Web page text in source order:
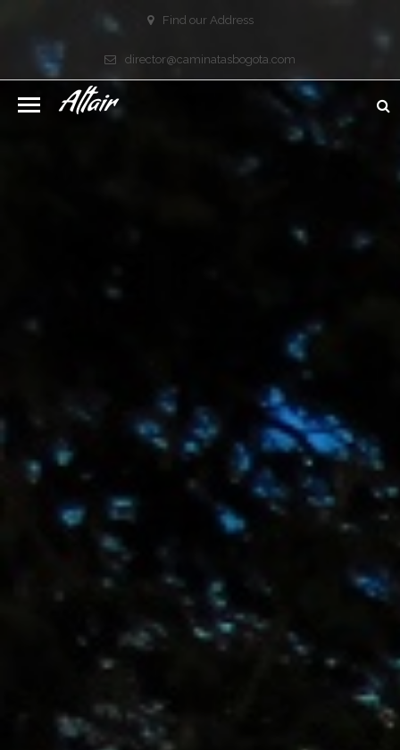
Find our Address
director@caminatasbogota.com